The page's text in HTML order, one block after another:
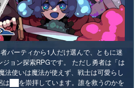
パーティから1人だけ選んで、ともに迷
ョン探索RPGです。 ただし勇者は「は
法使いは魔法が使えず、戦士は可愛らし
は██を崇拝しています。誰を救うのかを